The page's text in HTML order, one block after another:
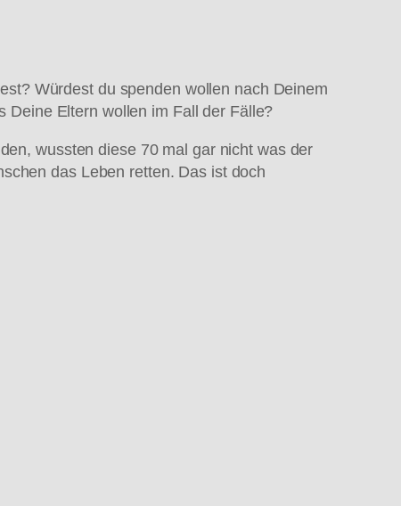
Würdest du spenden wollen nach Deinem
Deine Eltern wollen im Fall der Fälle?
wussten diese 70 mal gar nicht was der
das Leben retten. Das ist doch